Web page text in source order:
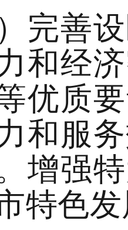
）完善
和经
优质
和服
增强
特色